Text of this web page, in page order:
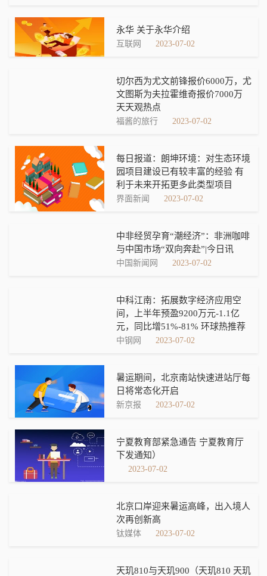
永华 关于永华介绍
互联网 2023-07-02
切尔西为尤文前锋报价6000万，尤
文图斯为夫拉霍维奇报价7000万
天天观热点
福酱的旅行 2023-07-02
每日报道：朗坤环境：对生态环境
园项目建设已有较丰富的经验 有
利于未来开拓更多此类型项目
界面新闻 2023-07-02
中非经贸孕育“潮经济”：非洲咖啡
与中国市场“双向奔赴”|今日讯
中国新闻网 2023-07-02
中科江南：拓展数字经济应用空
间，上半年预盈9200万元-1.1亿
元，同比增51%-81% 环球热推荐
中钢网 2023-07-02
暑运期间，北京南站快速进站厅每
日将常态化开启
新京报 2023-07-02
宁夏教育部紧急通告 宁夏教育厅
下发通知）
2023-07-02
北京口岸迎来暑运高峰，出入境人
次再创新高
钛媒体 2023-07-02
天玑810与天玑900（天玑810 天玑